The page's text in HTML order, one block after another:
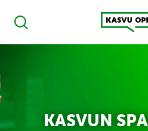
Haku
Kasvu Open
KASVUN